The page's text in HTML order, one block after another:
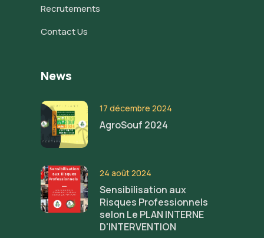
Recrutements
Contact Us
News
17 décembre 2024
AgroSouf 2024
24 août 2024
Sensibilisation aux
Risques Professionnels
selon Le PLAN INTERNE
D'INTERVENTION